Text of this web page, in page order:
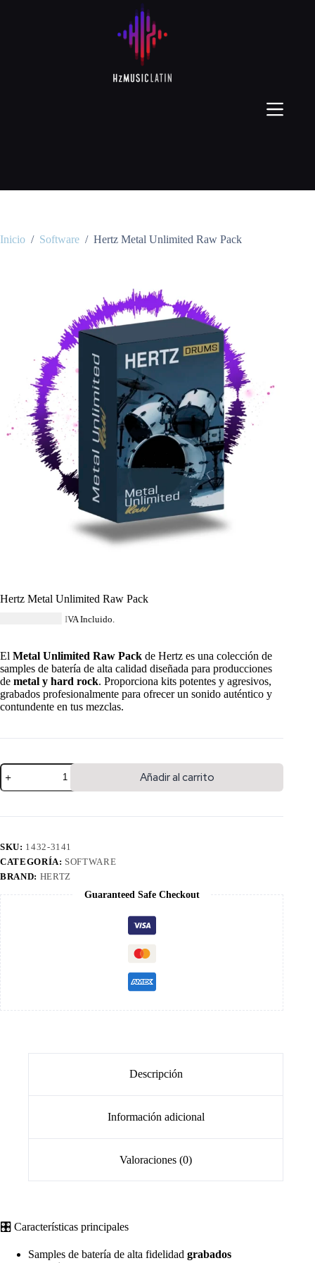
Inicio / Software / Hertz Metal Unlimited Raw Pack
Hertz Metal Unlimited Raw Pack
IVA Incluido.
El Metal Unlimited Raw Pack de Hertz es una colección de
samples de batería de alta calidad diseñada para producciones
de metal y hard rock. Proporciona kits potentes y agresivos,
grabados profesionalmente para ofrecer un sonido auténtico y
contundente en tus mezclas.
Añadir al carrito
SKU: 1432-3141
CATEGORÍA: SOFTWARE
BRAND: HERTZ
Guaranteed Safe Checkout
Descripción
Información adicional
Valoraciones (0)
🎛️ Características principales
Samples de batería de alta fidelidad grabados